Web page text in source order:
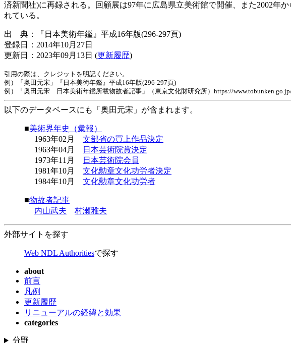
済新聞社)に再録される。回顧展は97年に広島県立美術館で開催、また2002年
れている。
出 典：『日本美術年鑑』平成16年版(296-297頁)
登録日：2014年10月27日
更新日：2023年09月13日 (更新履歴)
引用の際は、クレジットを明記ください。
例）「奥田元宋」『日本美術年鑑』平成16年版(296-297頁)
例）「奥田元宋 日本美術年鑑所載物故者記事」（東京文化財研究所）https://
以下のデータベースにも「奥田元宋」が含まれます。
■美術界年史（彙報）
1963年02月 文部省の買上作品決定
1963年04月
日本芸術院賞決定
1973年11月
日本芸術院会員
1981年10月 文化勲章文化功労者決定
1984年10月 文化勲章文化功労者
■物故者記事
内山武夫
村瀬雅夫
外部サイトを探す
Web NDL Authoritiesで探す
about
前言
凡例
更新履歴
リニューアルの経緯と効果
categories
分野